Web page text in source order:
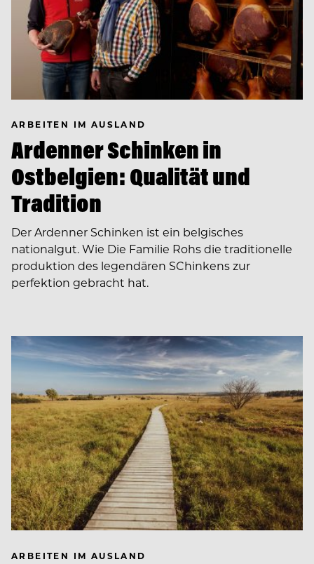
ARBEITEN IM AUSLAND
Ardenner Schinken in
Ostbelgien: Qualität und
Tradition
Der Ardenner Schinken ist ein belgisches
nationalgut. Wie Die Familie Rohs die traditionelle
produktion des legendären SChinkens zur
perfektion gebracht hat.
ARBEITEN IM AUSLAND